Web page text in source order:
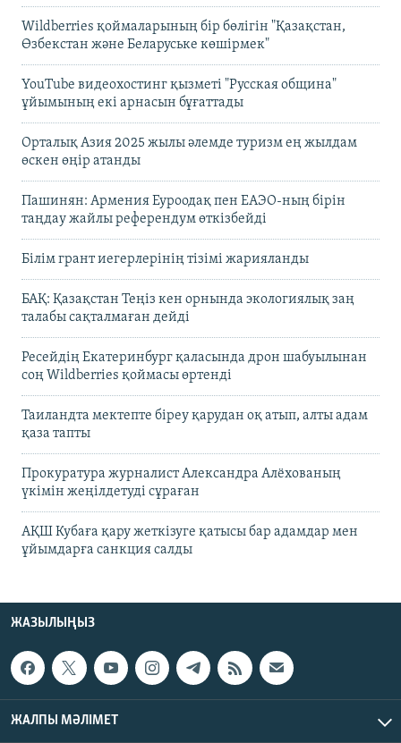
Wildberries қоймаларының бір бөлігін "Қазақстан,
Өзбекстан және Беларуське көшірмек"
YouTube видеохостинг қызметі "Русская община"
ұйымының екі арнасын бұғаттады
Орталық Азия 2025 жылы әлемде туризм ең жылдам
өскен өңір атанды
Пашинян: Армения Еуроодақ пен ЕАЭО-ның бірін
таңдау жайлы референдум өткізбейді
Білім грант иегерлерінің тізімі жарияланды
БАҚ: Қазақстан Теңіз кен орнында экологиялық заң
талабы сақталмаған дейді
Ресейдің Екатеринбург қаласында дрон шабуылынан
соң Wildberries қоймасы өртенді
Таиландта мектепте біреу қарудан оқ атып, алты адам
қаза тапты
Прокуратура журналист Александра Алёхованың
үкімін жеңілдетуді сұраған
АҚШ Кубаға қару жеткізуге қатысы бар адамдар мен
ұйымдарға санкция салды
ЖАЗЫЛЫҢЫЗ
ЖАЛПЫ МӘЛІМЕТ